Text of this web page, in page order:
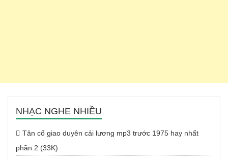
NHẠC NGHE NHIỀU
Tân cổ giao duyên cải lương mp3 trước 1975 hay nhất
phần 2 (33K)